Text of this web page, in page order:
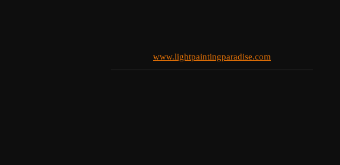
www.lightpaintingparadise.com